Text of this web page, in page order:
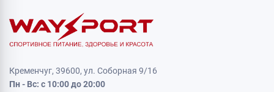
Кременчуг, 39600, ул. Соборная 9/16
Пн - Вс: с 10:00 до 20:00